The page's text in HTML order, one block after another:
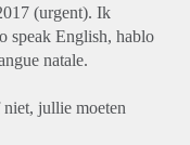
(urgent). Ik
speak English, hablo
natale.
jullie moeten